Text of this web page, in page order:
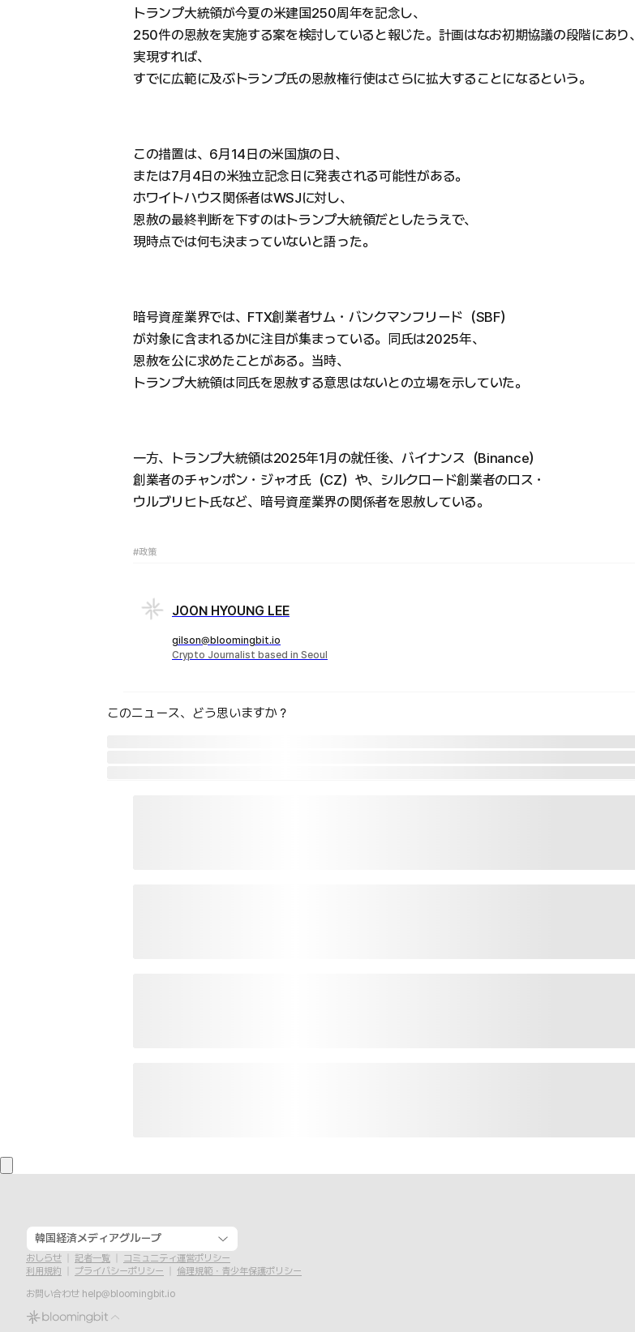
トランプ大統領が今夏の米建国250周年を記念し、
250件の恩赦を実施する案を検討していると報じた。計画はなお初期協議の段階にあり、
実現すれば、
すでに広範に及ぶトランプ氏の恩赦権行使はさらに拡大することになるという。
この措置は、6月14日の米国旗の日、
または7月4日の米独立記念日に発表される可能性がある。
ホワイトハウス関係者はWSJに対し、
恩赦の最終判断を下すのはトランプ大統領だとしたうえで、
現時点では何も決まっていないと語った。
暗号資産業界では、FTX創業者サム・バンクマンフリード（SBF）
が対象に含まれるかに注目が集まっている。同氏は2025年、
恩赦を公に求めたことがある。当時、
トランプ大統領は同氏を恩赦する意思はないとの立場を示していた。
一方、トランプ大統領は2025年1月の就任後、バイナンス（Binance）
創業者のチャンポン・ジャオ氏（CZ）や、シルクロード創業者のロス・
ウルブリヒト氏など、暗号資産業界の関係者を恩赦している。
#政策
JOON HYOUNG LEE
gilson@bloomingbit.io
Crypto Journalist based in Seoul
このニュース、どう思いますか？
韓国経済メディアグループ
おしらせ 記者一覧
コミュニティ運営ポリシー
利用規約
プライバシーポリシー
倫理規範・青少年保護ポリシー
お問い合わせ help@bloomingbit.io